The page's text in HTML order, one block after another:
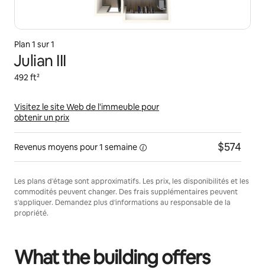
Plan 1 sur 1
Julian III
492 ft²
Visitez le site Web de l'immeuble pour
obtenir un prix
Revenus moyens pour1 semaine $574
Les plans d'étage sont approximatifs. Les prix, les disponibilités et les
commodités peuvent changer. Des frais supplémentaires peuvent
s'appliquer. Demandez plus d'informations au responsable de la
propriété.
What the building offers